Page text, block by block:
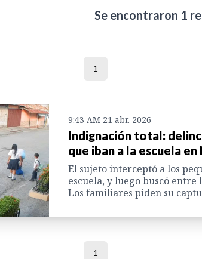
Se encontraron 1
1
9:43 AM 21 abr. 2026
Indignación total:
que iban a la escuela en
El sujeto interceptó a los
escuela, y luego buscó
Los familiares piden su
1